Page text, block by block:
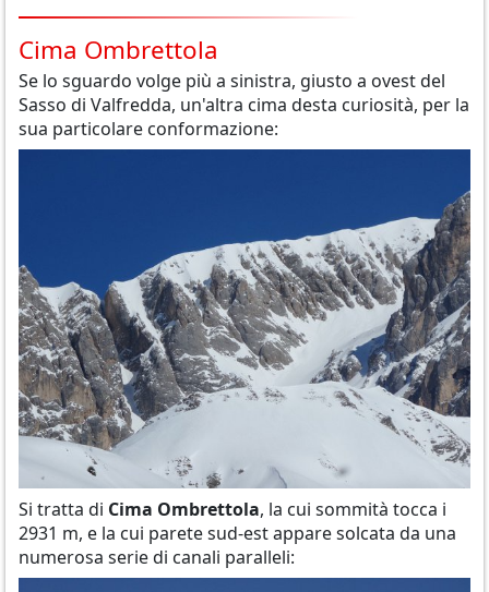
Cima Ombrettola
Se lo sguardo volge più a sinistra, giusto a ovest del
Sasso di Valfredda, un'altra cima desta curiosità, per la
sua particolare conformazione:
Si tratta di Cima Ombrettola, la cui sommità tocca i
2931 m, e la cui parete sud-est appare solcata da una
numerosa serie di canali paralleli: